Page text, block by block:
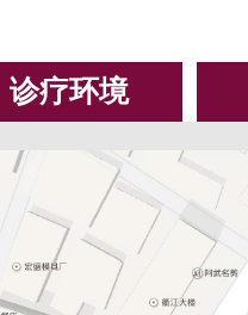
诊疗环境